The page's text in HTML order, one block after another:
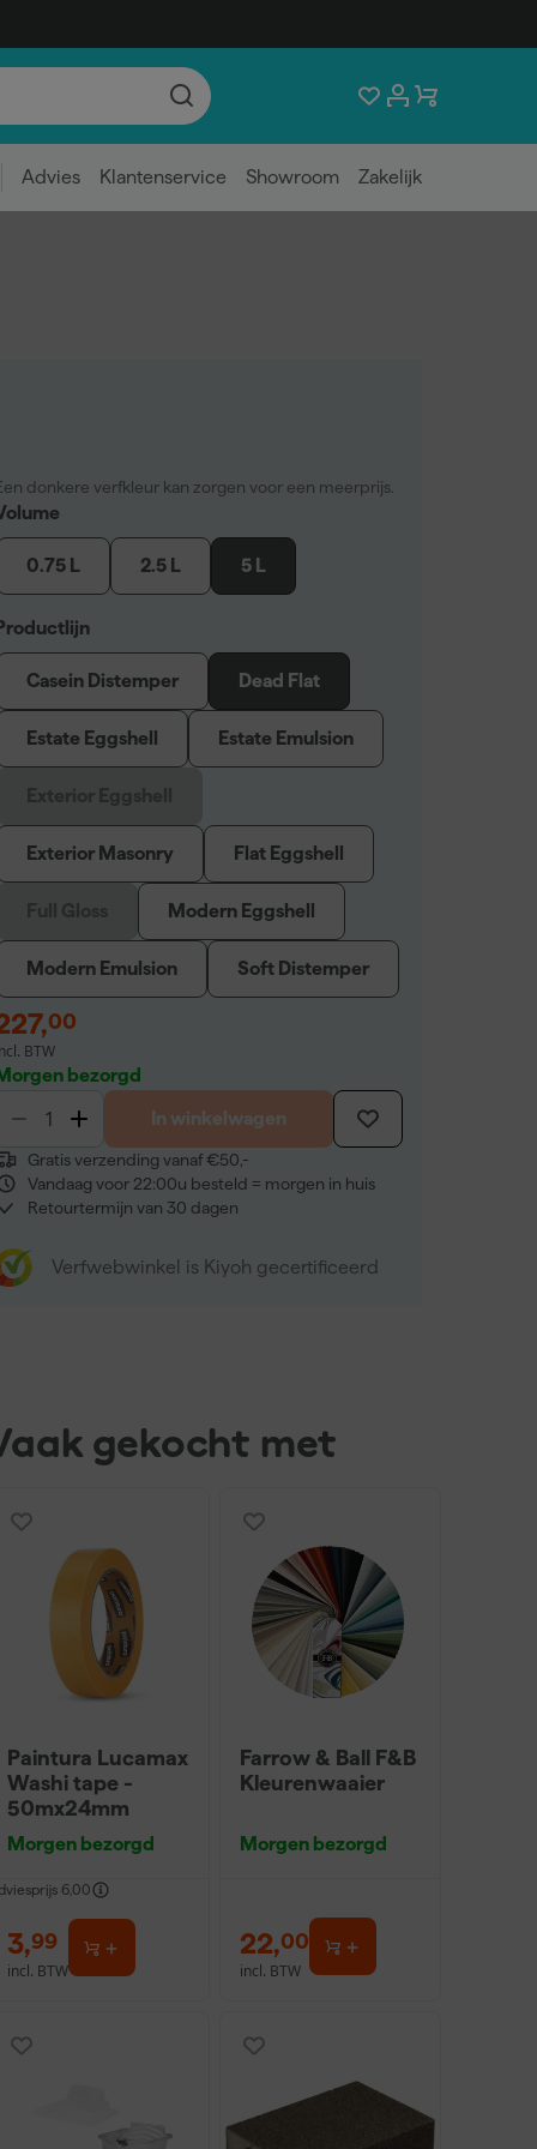
Advies Klantenservice Showroom Zakelijk
donkere verfkleur kan zorgen voor een meerprijs.
0.75 L 2.5 L 5 L
Casein Distemper Dead Flat
Estate Eggshell Estate Emulsion
Exterior Masonry Flat Eggshell
Modern Eggshell
Modern Emulsion Soft Distemper
,00
BTW
bezorgd
In winkelwagen
Gratis verzending vanaf €50,-
Vandaag voor 22:00u besteld = morgen in huis
Retourtermijn van 30 dagen
Verfwebwinkel is Kiyoh gecertificeerd
gekocht met
Paintura Lucamax
Washi tape -
50mx24mm
Morgen bezorgd
6,00
3,99
incl. BTW
Farrow & Ball F&B
Kleurenwaaier
Morgen bezorgd
22,00
incl. BTW